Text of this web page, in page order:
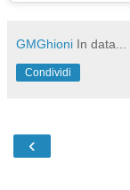
GMGhioni In data...
Condividi
‹